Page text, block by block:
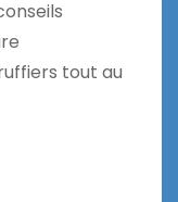
tout au